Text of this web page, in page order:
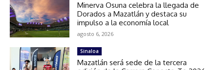
Minerva Osuna celebra la llegada de
Dorados a Mazatlán y destaca su
impulso a la economía local
agosto 6, 2026
Sinaloa
Mazatlán será sede de la tercera